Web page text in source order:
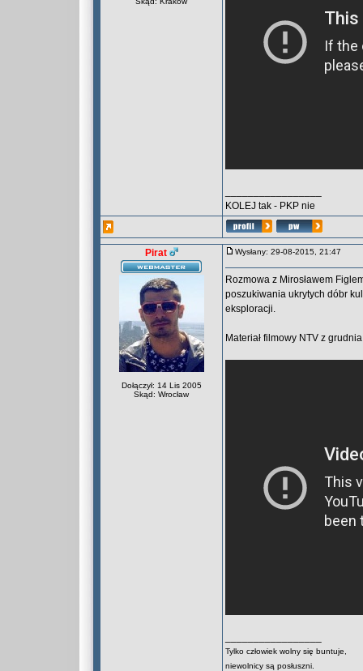
KOLEJ tak - PKP nie
Pirat
Dołączył: 14 Lis 2005
Skąd: Wrocław
Wysłany: 29-08-2015, 21:47
Rozmowa z Mirosławem
poszukiwania ukrytych dóbr
eksploracji.
Materiał filmowy NTV z
Tylko człowiek wolny się buntuje,
niewolnicy są posłuszni.